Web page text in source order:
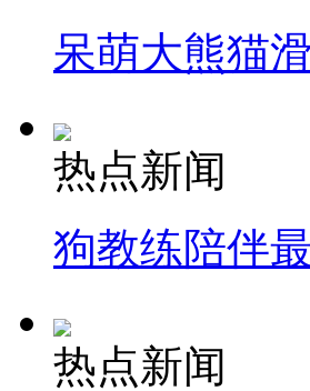
呆萌大熊猫
热点新闻
狗教练陪伴
热点新闻